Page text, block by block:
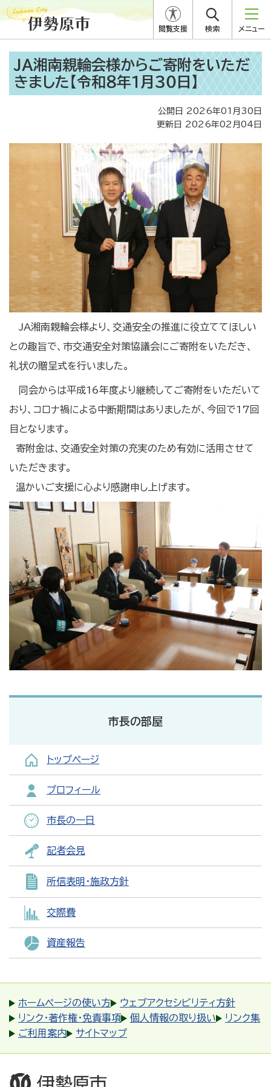
閲覧支援 検索 メニュー
JA湘南親輪会様からご寄附をいただ
きました【令和８年１月３０日】
公開日 2026年01月30日
更新日 2026年02月04日
JA湘南親輪会様より、交通安全の推進に役立ててほしい
との趣旨で、市交通安全対策協議会にご寄附をいただき、
礼状の贈呈式を行いました。
同会からは平成16年度より継続してご寄附をいただいて
おり、コロナ禍による中断期間はありましたが、今回で17回
目となります。
寄附金は、交通安全対策の充実のため有効に活用させて
いただきます。
温かいご支援に心より感謝申し上げます。
市長の部屋
トップページ
プロフィール
市長の一日
記者会見
所信表明・施政方針
交際費
資産報告
ホームページの使い方
ウェブアクセシビリティ方針
リンク・著作権・免責事項
個人情報の取り扱い
リンク集
ご利用案内
サイトマップ